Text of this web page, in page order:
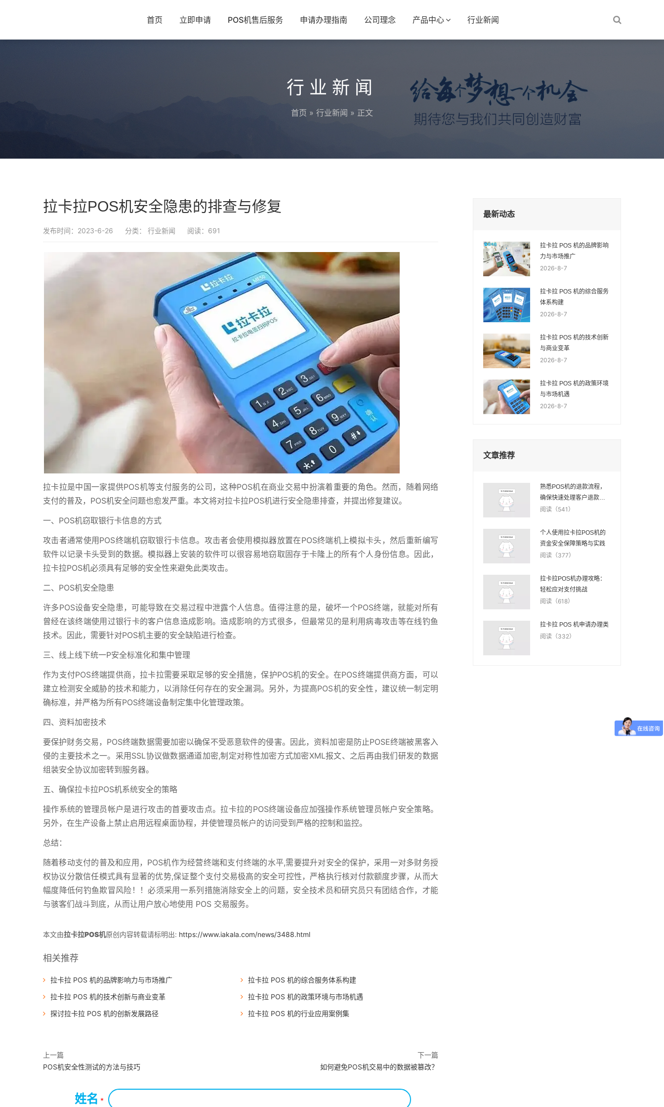
首页 立即申请 POS机售后服务 申请办理指南 公司理念 产品中心 行业新闻
行业新闻
首页 » 行业新闻 » 正文
拉卡拉POS机安全隐患的排查与修复
发布时间：2023-6-26 分类： 行业新闻 阅读：691
拉卡拉是中国一家提供POS机等支付服务的公司，这种POS机在商业交易中扮演着重要的角色。然而，随着网络
支付的普及，POS机安全问题也愈发严重。本文将对拉卡拉POS机进行安全隐患排查，并提出修复建议。
一、POS机窃取银行卡信息的方式
攻击者通常使用POS终端机窃取银行卡信息。攻击者会使用模拟器放置在POS终端机上模拟卡头，然后重新编写
软件以记录卡头受到的数据。模拟器上安装的软件可以很容易地窃取固存于卡隆上的所有个人身份信息。因此，
拉卡拉POS机必须具有足够的安全性来避免此类攻击。
二、POS机安全隐患
许多POS设备安全隐患，可能导致在交易过程中泄露个人信息。值得注意的是，破坏一个POS终端，就能对所有
曾经在该终端使用过银行卡的客户信息造成影响。造成影响的方式很多，但最常见的是利用病毒攻击等在线钓鱼
技术。因此，需要针对POS机主要的安全缺陷进行检查。
三、线上线下统一P安全标准化和集中管理
作为支付POS终端提供商，拉卡拉需要采取足够的安全措施，保护POS机的安全。在POS终端提供商方面，可以
建立检测安全威胁的技术和能力，以消除任何存在的安全漏洞。另外，为提高POS机的安全性，建议统一制定明
确标准，并严格为所有POS终端设备制定集中化管理政策。
四、资料加密技术
要保护财务交易，POS终端数据需要加密以确保不受恶意软件的侵害。因此，资料加密是防止POSE终端被黑客入
侵的主要技术之一。采用SSL协议做数据通道加密,制定对称性加密方式加密XML报文、之后再由我们研发的数据
组装安全协议加密转到服务器。
五、确保拉卡拉POS机系统安全的策略
操作系统的管理员帐户是进行攻击的首要攻击点。拉卡拉的POS终端设备应加强操作系统管理员帐户安全策略。
另外，在生产设备上禁止启用远程桌面协程，并使管理员帐户的访问受到严格的控制和监控。
总结：
随着移动支付的普及和应用，POS机作为经营终端和支付终端的水平,需要提升对安全的保护，采用一对多财务授
权协议分散信任模式具有显著的优势,保证整个支付交易极高的安全可控性，严格执行核对付款额度步骤，从而大
幅度降低何钓鱼欺冒风险！！必须采用一系列措施消除安全上的问题，安全技术员和研究员只有团结合作，才能
与骇客们战斗到底，从而让用户放心地使用 POS 交易服务。
本文由拉卡拉POS机原创内容转载请标明出: https://www.iakala.com/news/3488.html
相关推荐
拉卡拉 POS 机的品牌影响力与市场推广
拉卡拉 POS 机的综合服务体系构建
拉卡拉 POS 机的技术创新与商业变革
拉卡拉 POS 机的政策环境与市场机遇
探讨拉卡拉 POS 机的创新发展路径
拉卡拉 POS 机的行业应用案例集
上一篇
POS机安全性测试的方法与技巧
下一篇
如何避免POS机交易中的数据被篡改？
姓名 *
最新动态
拉卡拉 POS 机的品牌影响
力与市场推广
2026-8-7
拉卡拉 POS 机的综合服务
体系构建
2026-8-7
拉卡拉 POS 机的技术创新
与商业变革
2026-8-7
拉卡拉 POS 机的政策环境
与市场机遇
2026-8-7
文章推荐
熟悉POS机的退款流程，
确保快速处理客户退款请
求。
阅读（541）
个人使用拉卡拉POS机的
资金安全保障策略与实践
阅读（377）
拉卡拉POS机办理攻略：
轻松应对支付挑战
阅读（618）
拉卡拉 POS 机申请办理类
阅读（332）